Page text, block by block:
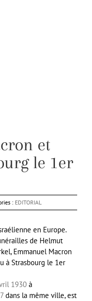
et
le 1er
: EDITORIAL
en Europe.
de Helmut
Emmanuel Macron
à Strasbourg le 1er
1930 à
dans la même ville, est